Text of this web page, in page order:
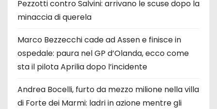
Pezzotti contro Salvini: arrivano le scuse dopo la
minaccia di querela
Marco Bezzecchi cade ad Assen e finisce in
ospedale: paura nel GP d’Olanda, ecco come
sta il pilota Aprilia dopo l’incidente
Andrea Bocelli, furto da mezzo milione nella villa
di Forte dei Marmi: ladri in azione mentre gli